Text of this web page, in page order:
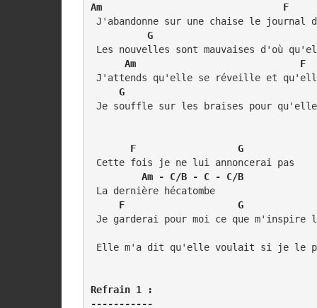
Am                                F
J'abandonne sur une chaise le journal
G
Les nouvelles sont mauvaises d'où
   Am                             F
G
Je souffle sur les braises pour
      F                  G
Cette fois je ne lui annoncerai pas
   Am - C/B - C - C/B
La dernière hécatombe
  F                    G
Je garderai pour moi ce que m'inspire
Elle m'a dit qu'elle voulait si je le
Refrain 1 :